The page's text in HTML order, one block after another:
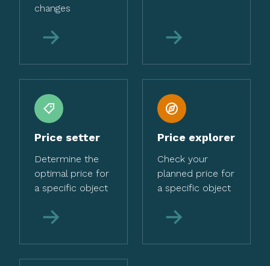
changes
More More
Price setter
Determine the
optimal price for
a specific object
More
Price explorer
Check your
planned price for
a specific object
More